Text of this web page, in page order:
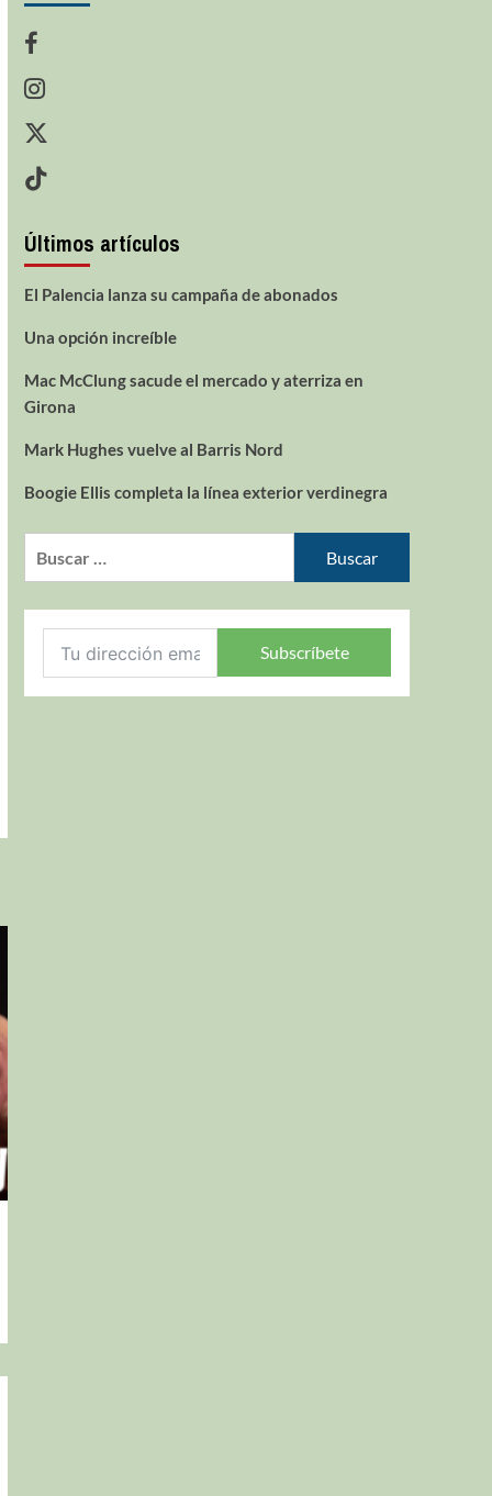
Últimos artículos
El Palencia lanza su campaña de abonados
Una opción increíble
Mac McClung sacude el mercado y aterriza en
Girona
Mark Hughes vuelve al Barris Nord
Boogie Ellis completa la línea exterior verdinegra
Subscríbete